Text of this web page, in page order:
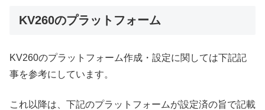
KV260のプラットフォーム
KV260のプラットフォーム作成・設定に関しては下記記
事を参考にしています。
これ以降は、下記のプラットフォームが設定済の旨で記載